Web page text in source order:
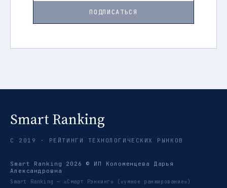
ПОДПИСАТЬСЯ
Smart Ranking
С 2019 · РЕЙТИНГИ ТЕХНОЛОГИЧЕСКИХ РЫНКОВ
Smart Ranking 2026 © ИП Коломенцева Дарья
Александровна
Smart Ranking — «Смарт Рэнкинг» («умное ранжирование»)